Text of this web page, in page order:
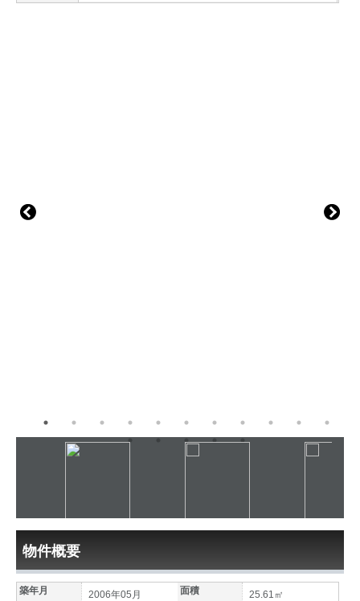
物件概要
築年月 2006年05月 面積
25.61㎡